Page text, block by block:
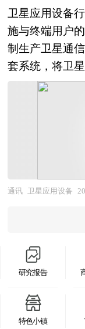
应。当共享行
影响时，共享
在一定支撑条
技术或企业规
利益的相互依
工作中，都要
有条件的产业
步发展。 从目
业园区确实逐
区域整体实力
产开发及运营
等。报告还综
态，对行业在
办法。报告对
商、行业管理
发展规律、提
尔、思科等外
商在工业交换
端PLC配套通
工业协议栈等
托成本优势与
境，"不愿联、
续加码，但工
本研究咨询报
大量周密的市
心、国务院发
业信息中心、
物联网产业发
算+5G”的三重
革，人工智能
知”向“连接+感
了云端时延瓶
收官与“十五
为新型基础设
支持。国家层
细分领域指导
外，各地方政
智慧农业等场
网产业前景广
卫星应用设备
施与终端用户
制生产卫星通
套系统，将卫
国防安全、国
端、北斗导航
决方案、位置
航应用设备、
备及综合应用
载、机载、便
网星座部署与
通讯 卫星应用设备
研究报告
特色小镇